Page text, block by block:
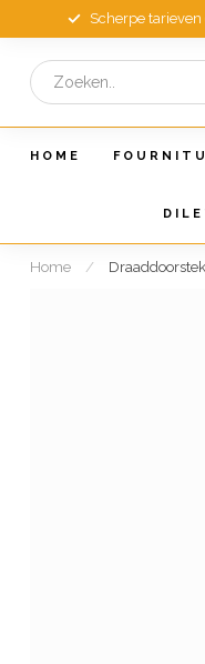
Scherpe
HOME
Home /